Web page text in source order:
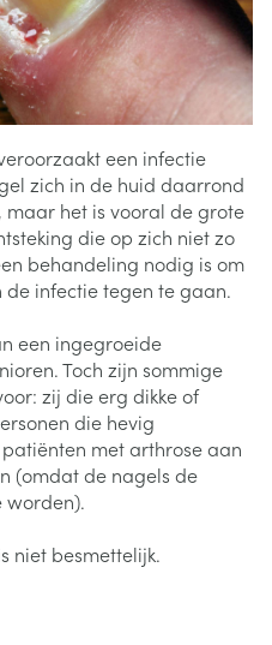
een infectie
zich in de huid daarrond
maar het is vooral de grote
die op zich niet zo
behandeling nodig is om
infectie tegen te gaan.
een ingegroeide
Toch zijn sommige
zij die erg dikke of
die hevig
met arthrose aan
(omdat de nagels de
worden).
niet besmettelijk.